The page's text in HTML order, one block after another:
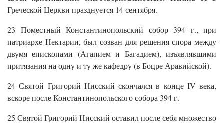
Греческой Церкви празднуется 14 сентября.
23 Поместный Константинопольский собор 394 г., при
патриархе Нектарии, был созван для решения спора между
двумя епископами (Агапием и Багадием), изъявлявшими
притязания на одну и ту же кафедру (в Боцре Аравийской).
24 Святой Григорий Нисский скончался в конце IV века,
вскоре после Константинопольского собора 394 г.
25 Святой Григорий Нисский оставил после себя множество